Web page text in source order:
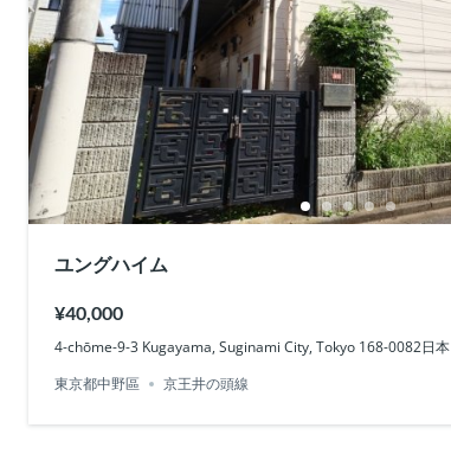
ユングハイム
¥40,000
4-chōme-9-3 Kugayama, Suginami City, Tokyo 168-0082日本
東京都中野區
京王井の頭線